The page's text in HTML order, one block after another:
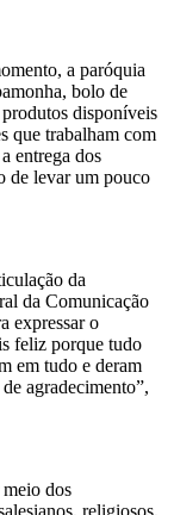
a paróquia
bolo de
disponíveis
que trabalham com
entrega dos
de levar um pouco
da
da Comunicação
expressar o
feliz porque tudo
em tudo e deram
agradecimento”,
dos
religiosos,